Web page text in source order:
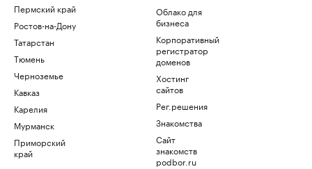
Пермский край
Ростов-на-Дону
Татарстан
Тюмень
Черноземье
Кавказ
Карелия
Мурманск
Приморский
край
Облако для
бизнеса
Корпоративный
регистратор
доменов
Хостинг
сайтов
Рег.решения
Знакомства
Сайт
знакомств
podbor.ru